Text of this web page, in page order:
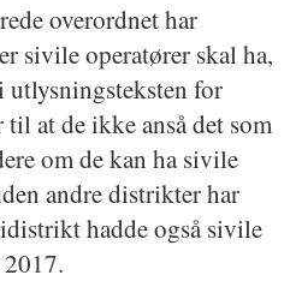
overordnet har
sivile operatører skal ha,
utlysningsteksten for
at de ikke anså det som
om de kan ha sivile
andre distrikter har
hadde også sivile